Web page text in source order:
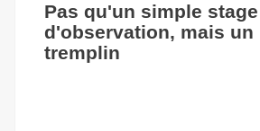
Pas qu'un simple stage
d'observation, mais un
tremplin